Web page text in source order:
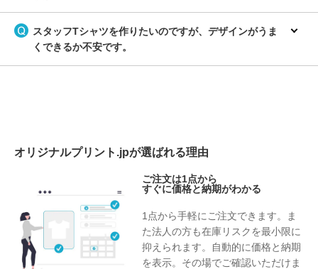
スタッフTシャツを作りたいのですが、デザインがうま
くできるか不安です。
オリジナルプリント.jpが選ばれる理由
ご注文は1点から
すぐに価格と納期がわかる
1点から手軽にご注文できます。ま
た法人の方も在庫リスクを最小限に
抑えられます。自動的に価格と納期
を表示。その場でご確認いただけま